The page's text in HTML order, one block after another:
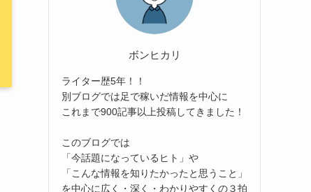
ボンヒカリ
ライター歴5年！！
別ブログでは足で稼いだ情報を中心に
これまで900記事以上投稿してきました！
このブログでは
「今話題になっているヒト」や
「こんな情報を知りたかったと思うこと」
を中心に広く・深く・わかりやすくの３拍